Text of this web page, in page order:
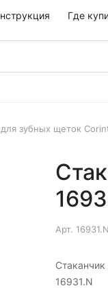
Где
для зубных щеток
Арт. 16931.N
16931.N